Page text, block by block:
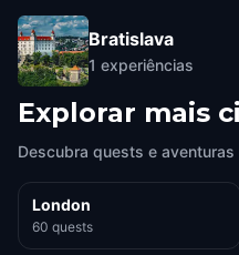
Bratislava
1 experiências
Explorar mais
Descubra quests e
London
60 quests